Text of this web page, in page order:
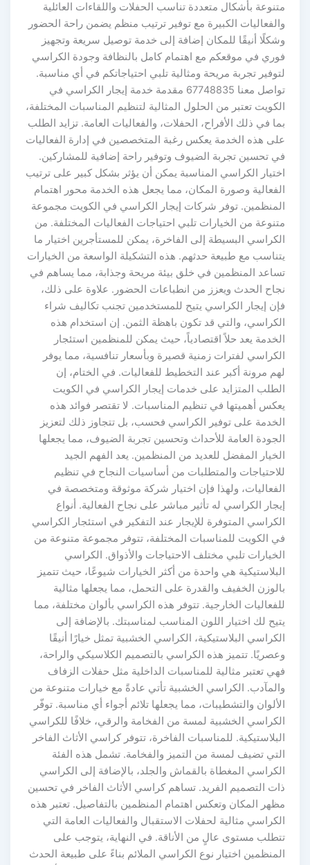
متنوعة بأشكال متعددة تناسب الحفلات واللقاءات العائلية
والفعاليات الكبيرة مع توفير ترتيب منظم يضمن راحة الحضور
وشكلًا أنيقًا للمكان إضافة إلى خدمة توصيل سريعة وتجهيز
فوري في موقعكم مع اهتمام كامل بالنظافة وجودة الكراسي
لتوفير تجربة مريحة ومثالية تلبي احتياجاتكم في أي مناسبة.
تواصل معنا 67748835 مقدمة خدمة إيجار الكراسي في
الكويت تعتبر من الحلول المثالية لتنظيم المناسبات المختلفة،
بما في ذلك الأفراح، الحفلات، والفعاليات العامة. تزايد الطلب
على هذه الخدمة يعكس رغبة المتخصصين في إدارة الفعاليات
في تحسين تجربة الضيوف وتوفير راحة إضافية للمشاركين.
اختيار الكراسي المناسبة يمكن أن يؤثر بشكل كبير على ترتيب
الفعالية وصورة المكان، مما يجعل هذه الخدمة محور اهتمام
المنظمين. توفر شركات إيجار الكراسي في الكويت مجموعة
متنوعة من الخيارات تلبي احتياجات الفعاليات المختلفة. من
الكراسي البسيطة إلى الفاخرة، يمكن للمستأجرين اختيار ما
يتناسب مع طبيعة حدثهم. هذه التشكيلة الواسعة من الخيارات
تساعد المنظمين في خلق بيئة مريحة وجذابة، مما يساهم في
نجاح الحدث ويعزز من انطباعات الحضور. علاوة على ذلك،
فإن إيجار الكراسي يتيح للمستخدمين تجنب تكاليف شراء
الكراسي، والتي قد تكون باهظة الثمن. إن استخدام هذه
الخدمة يعد حلاً اقتصادياً، حيث يمكن للمنظمين استئجار
الكراسي لفترات زمنية قصيرة وبأسعار تنافسية، مما يوفر
لهم مرونة أكبر عند التخطيط للفعاليات. في الختام، إن
الطلب المتزايد على خدمات إيجار الكراسي في الكويت
يعكس أهميتها في تنظيم المناسبات. لا تقتصر فوائد هذه
الخدمة على توفير الكراسي فحسب، بل تتجاوز ذلك لتعزيز
الجودة العامة للأحداث وتحسين تجربة الضيوف، مما يجعلها
الخيار المفضل للعديد من المنظمين. يعد الفهم الجيد
للاحتياجات والمتطلبات من أساسيات النجاح في تنظيم
الفعاليات، ولهذا فإن اختيار شركة موثوقة ومتخصصة في
إيجار الكراسي له تأثير مباشر على نجاح الفعالية. أنواع
الكراسي المتوفرة للإيجار عند التفكير في استئجار الكراسي
في الكويت للمناسبات المختلفة، تتوفر مجموعة متنوعة من
الخيارات تلبي مختلف الاحتياجات والأذواق. الكراسي
البلاستيكية هي واحدة من أكثر الخيارات شيوعًا، حيث تتميز
بالوزن الخفيف والقدرة على التحمل، مما يجعلها مثالية
للفعاليات الخارجية. تتوفر هذه الكراسي بألوان مختلفة، مما
يتيح لك اختيار اللون المناسب لمناسبتك. بالإضافة إلى
الكراسي البلاستيكية، الكراسي الخشبية تمثل خيارًا أنيقًا
وعصريًا. تتميز هذه الكراسي بالتصميم الكلاسيكي والراحة،
فهي تعتبر مثالية للمناسبات الداخلية مثل حفلات الزفاف
والمآدب. الكراسي الخشبية تأتي عادةً مع خيارات متنوعة من
الألوان والتشطيبات، مما يجعلها تلائم أجواء أي مناسبة. توفّر
الكراسي الخشبية لمسة من الفخامة والرقي، خلافًا للكراسي
البلاستيكية. للمناسبات الفاخرة، تتوفر كراسي الأثاث الفاخر
التي تضيف لمسة من التميز والفخامة. تشمل هذه الفئة
الكراسي المغطاة بالقماش والجلد، بالإضافة إلى الكراسي
ذات التصميم الفريد. تساهم كراسي الأثاث الفاخر في تحسين
مظهر المكان وتعكس اهتمام المنظمين بالتفاصيل. تعتبر هذه
الكراسي مثالية لحفلات الاستقبال والفعاليات العامة التي
تتطلب مستوى عالٍ من الأناقة. في النهاية، يتوجب على
المنظمين اختيار نوع الكراسي الملائم بناءً على طبيعة الحدث